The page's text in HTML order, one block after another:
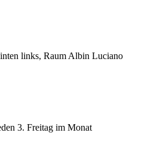
links, Raum Albin Luciano
3. Freitag im Monat